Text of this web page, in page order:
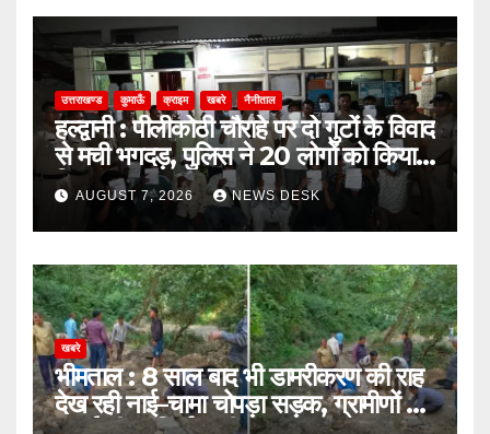
उत्तराखण्ड कुमाऊँ क्राइम खबरे नैनीताल
हल्द्वानी : पीलीकोठी चौराहे पर दो गुटों के विवाद
से मची भगदड़, पुलिस ने 20 लोगों को किया
गिरफ्तार
AUGUST 7, 2026 NEWS DESK
खबरे
भीमताल : 8 साल बाद भी डामरीकरण की राह
देख रही नाई–चामा चोपड़ा सड़क, ग्रामीणों ने